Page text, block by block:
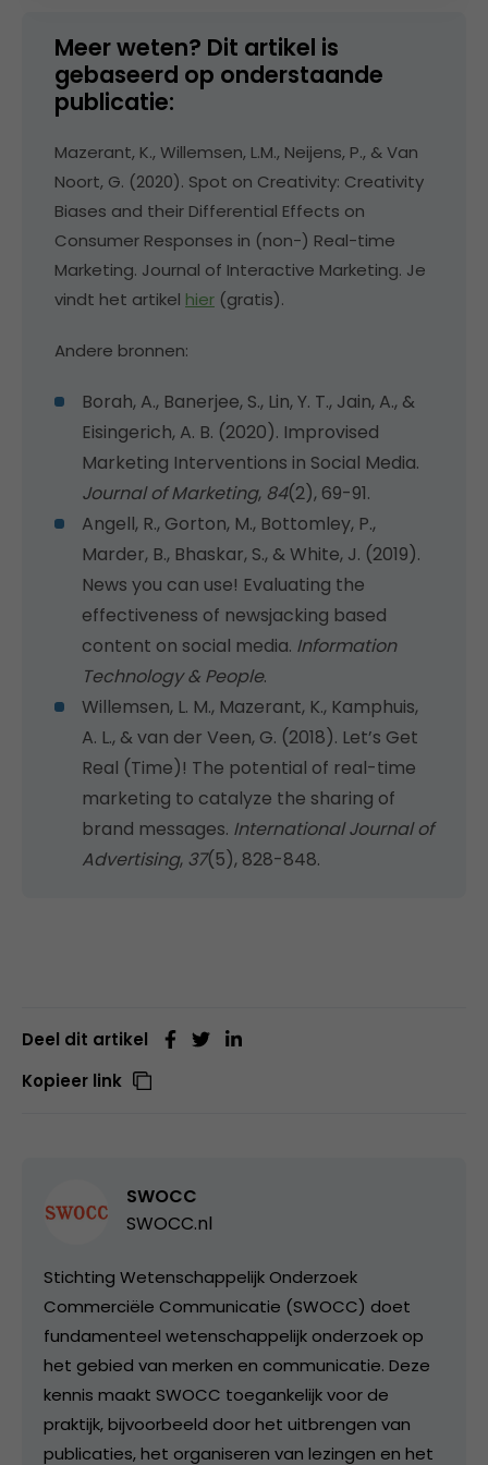
Meer weten? Dit artikel is
gebaseerd op onderstaande
publicatie:
Mazerant, K., Willemsen, L.M., Neijens, P., & Van
Noort, G. (2020). Spot on Creativity: Creativity
Biases and their Differential Effects on
Consumer Responses in (non-) Real-time
Marketing. Journal of Interactive Marketing. Je
vindt het artikel hier (gratis).
Andere bronnen:
Borah, A., Banerjee, S., Lin, Y. T., Jain, A., &
Eisingerich, A. B. (2020). Improvised
Marketing Interventions in Social Media.
Journal of Marketing, 84(2), 69-91.
Angell, R., Gorton, M., Bottomley, P.,
Marder, B., Bhaskar, S., & White, J. (2019).
News you can use! Evaluating the
effectiveness of newsjacking based
content on social media. Information
Technology & People.
Willemsen, L. M., Mazerant, K., Kamphuis,
A. L., & van der Veen, G. (2018). Let’s Get
Real (Time)! The potential of real-time
marketing to catalyze the sharing of
brand messages. International Journal of
Advertising, 37(5), 828-848.
Deel dit artikel
Kopieer link
SWOCC
SWOCC.nl
Stichting Wetenschappelijk Onderzoek
Commerciële Communicatie (SWOCC) doet
fundamenteel wetenschappelijk onderzoek op
het gebied van merken en communicatie. Deze
kennis maakt SWOCC toegankelijk voor de
praktijk, bijvoorbeeld door het uitbrengen van
publicaties, het organiseren van lezingen en het